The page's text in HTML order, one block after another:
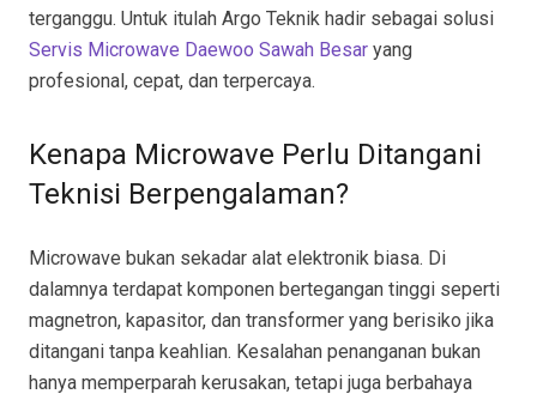
terganggu. Untuk itulah Argo Teknik hadir sebagai solusi
Servis Microwave Daewoo Sawah Besar yang
profesional, cepat, dan terpercaya.
Kenapa Microwave Perlu Ditangani
Teknisi Berpengalaman?
Microwave bukan sekadar alat elektronik biasa. Di
dalamnya terdapat komponen bertegangan tinggi seperti
magnetron, kapasitor, dan transformer yang berisiko jika
ditangani tanpa keahlian. Kesalahan penanganan bukan
hanya memperparah kerusakan, tetapi juga berbahaya